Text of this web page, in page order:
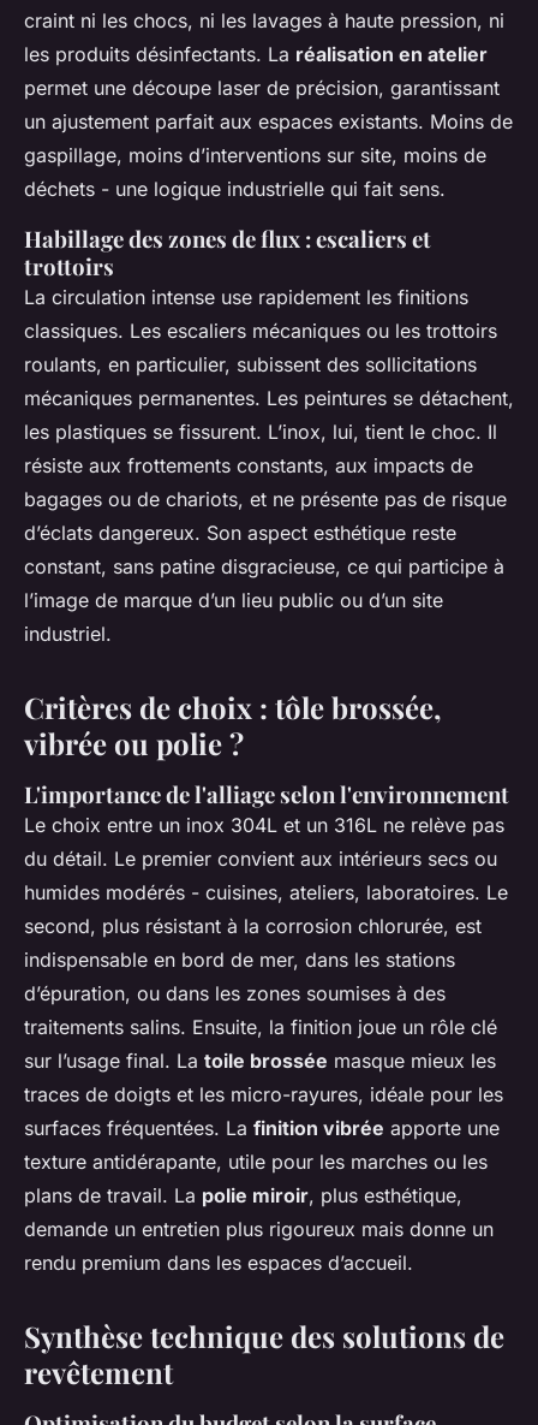
craint ni les chocs, ni les lavages à haute pression, ni
les produits désinfectants. La réalisation en atelier
permet une découpe laser de précision, garantissant
un ajustement parfait aux espaces existants. Moins de
gaspillage, moins d’interventions sur site, moins de
déchets - une logique industrielle qui fait sens.
Habillage des zones de flux : escaliers et
trottoirs
La circulation intense use rapidement les finitions
classiques. Les escaliers mécaniques ou les trottoirs
roulants, en particulier, subissent des sollicitations
mécaniques permanentes. Les peintures se détachent,
les plastiques se fissurent. L’inox, lui, tient le choc. Il
résiste aux frottements constants, aux impacts de
bagages ou de chariots, et ne présente pas de risque
d’éclats dangereux. Son aspect esthétique reste
constant, sans patine disgracieuse, ce qui participe à
l’image de marque d’un lieu public ou d’un site
industriel.
Critères de choix : tôle brossée,
vibrée ou polie ?
L'importance de l'alliage selon l'environnement
Le choix entre un inox 304L et un 316L ne relève pas
du détail. Le premier convient aux intérieurs secs ou
humides modérés - cuisines, ateliers, laboratoires. Le
second, plus résistant à la corrosion chlorurée, est
indispensable en bord de mer, dans les stations
d’épuration, ou dans les zones soumises à des
traitements salins. Ensuite, la finition joue un rôle clé
sur l’usage final. La toile brossée masque mieux les
traces de doigts et les micro-rayures, idéale pour les
surfaces fréquentées. La finition vibrée apporte une
texture antidérapante, utile pour les marches ou les
plans de travail. La polie miroir, plus esthétique,
demande un entretien plus rigoureux mais donne un
rendu premium dans les espaces d’accueil.
Synthèse technique des solutions de
revêtement